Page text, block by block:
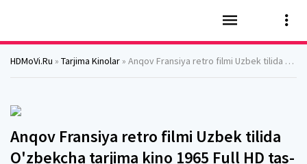
HDMoVi.Ru » Tarjima Kinolar » Anqov Fransiya retro filmi Uzbek tilida O'zbekcha tarjima kino 1965 Full HD tas-ix skachat
Anqov Fransiya retro filmi Uzbek tilida
O'zbekcha tarjima kino 1965 Full HD tas-